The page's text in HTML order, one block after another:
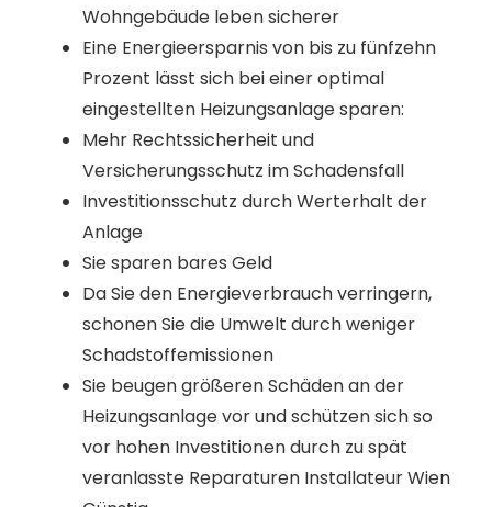
Wohngebäude leben sicherer
Eine Energieersparnis von bis zu fünfzehn
Prozent lässt sich bei einer optimal
eingestellten Heizungsanlage sparen:
Mehr Rechtssicherheit und
Versicherungsschutz im Schadensfall
Investitionsschutz durch Werterhalt der
Anlage
Sie sparen bares Geld
Da Sie den Energieverbrauch verringern,
schonen Sie die Umwelt durch weniger
Schadstoffemissionen
Sie beugen größeren Schäden an der
Heizungsanlage vor und schützen sich so
vor hohen Investitionen durch zu spät
veranlasste Reparaturen Installateur Wien